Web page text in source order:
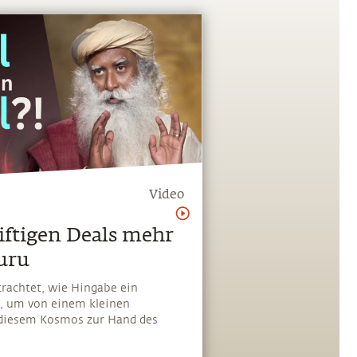
Video
Deals mehr
wie Hingabe ein
um von einem kleinen
Kosmos zur Hand des
dass es bei Hingabe